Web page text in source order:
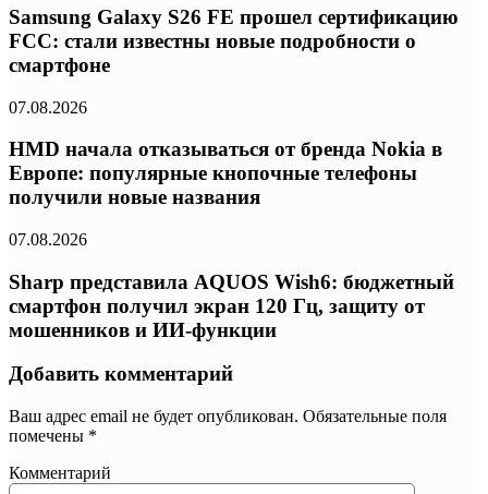
Samsung Galaxy S26 FE прошел сертификацию
FCC: стали известны новые подробности о
смартфоне
07.08.2026
HMD начала отказываться от бренда Nokia в
Европе: популярные кнопочные телефоны
получили новые названия
07.08.2026
Sharp представила AQUOS Wish6: бюджетный
смартфон получил экран 120 Гц, защиту от
мошенников и ИИ-функции
Добавить комментарий
Ваш адрес email не будет опубликован. Обязательные поля
помечены *
Комментарий